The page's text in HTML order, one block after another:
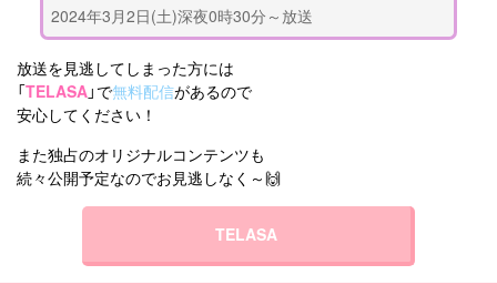
2024年3月2日(土)深夜0時30分～放送
放送を見逃してしまった方には
「TELASA」で無料配信があるので
安心してください！
また独占のオリジナルコンテンツも
続々公開予定なのでお見逃しなく～🙌
TELASA